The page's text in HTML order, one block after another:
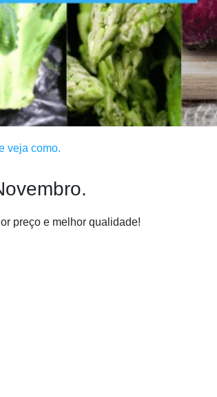
veja como.
preço e melhor qualidade!